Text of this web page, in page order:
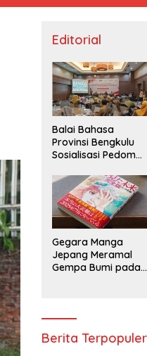
Editorial
Balai Bahasa
Provinsi Bengkulu
Sosialisasi Pedoman
Penggunaan
Bahasa Indonesia
Gegara Manga
Jepang Meramal
Gempa Bumi pada
Berita Terpopuler